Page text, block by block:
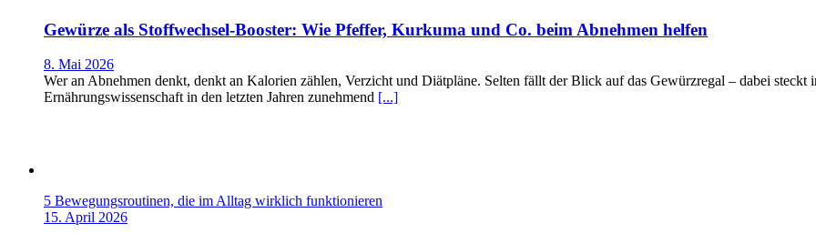
Gewürze als Stoffwechsel-Booster: Wie Pfeffer, Kurkuma und Co. beim Abnehmen helfen
8. Mai 2026
Wer an Abnehmen denkt, denkt an Kalorien zählen, Verzicht und Diätpläne. Selten fällt der Blick auf das Gewürzregal – dabei
Ernährungswissenschaft in den letzten Jahren zunehmend [...]
5 Bewegungsroutinen, die im Alltag wirklich funktionieren
15. April 2026